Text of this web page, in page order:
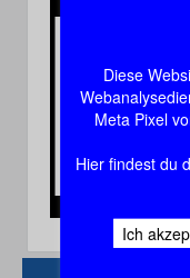
Diese
Meta Pixel
Hier findest du
Ich